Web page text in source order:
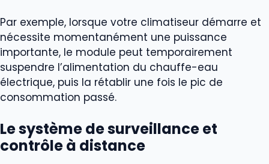
Par exemple, lorsque votre climatiseur démarre et
nécessite momentanément une puissance
importante, le module peut temporairement
suspendre l’alimentation du chauffe-eau
électrique, puis la rétablir une fois le pic de
consommation passé.
Le système de surveillance et
contrôle à distance